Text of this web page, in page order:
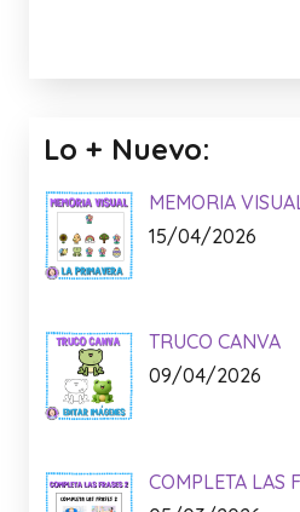
Lo + Nuevo:
MEMORIA
15/04/2026
TRUCO CANVA
09/04/2026
COMPLETA LAS